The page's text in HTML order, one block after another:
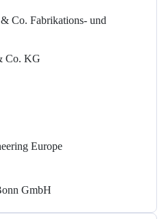
Co. Fabrikations- und
Co. KG
Europe
GmbH